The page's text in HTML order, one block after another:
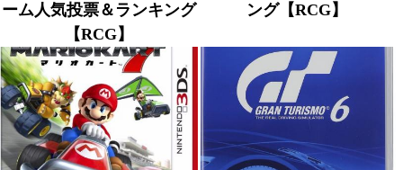
ーム人気投票＆ランキング
【RCG】
ング【RCG】